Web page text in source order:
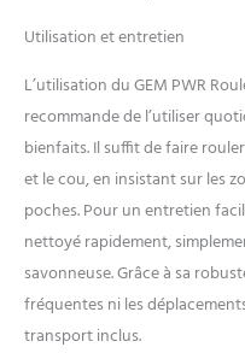
Utilisation et entretien
L’utilisation du GEM PWR
recommande de l’utiliser
bienfaits. Il suffit de faire
et le cou, en insistant sur les
poches. Pour un entretien
nettoyé rapidement,
savonneuse. Grâce à sa
fréquentes ni les
transport inclus.